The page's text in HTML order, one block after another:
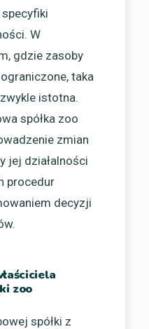
W
gdzie zasoby
taka
istotna.
spółka zoo
zmian
jej działalności
procedur
decyzji
zoo
spółki z